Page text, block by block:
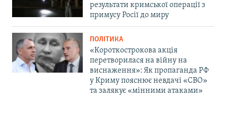
результати кримської операції з
примусу Росії до миру
ПОЛІТИКА
«Короткострокова акція
перетворилася на війну на
виснаження»: Як пропаганда РФ
у Криму пояснює невдачі «СВО»
та залякує «мінними атаками»